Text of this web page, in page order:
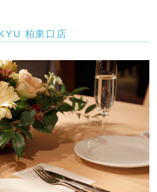
柏東口店